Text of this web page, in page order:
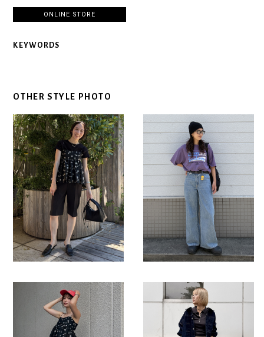
ONLINE STORE
KEYWORDS
OTHER STYLE PHOTO